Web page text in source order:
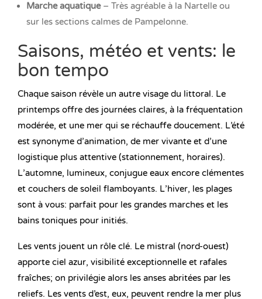
Marche aquatique– Très agréable à la Nartelle ou
sur les sections calmes de Pampelonne.
Saisons, météo et vents: le
bon tempo
Chaque saison révèle un autre visage du littoral. Le
printemps offre des journées claires, à la fréquentation
modérée, et une mer qui se réchauffe doucement. L’été
est synonyme d’animation, de mer vivante et d’une
logistique plus attentive (stationnement, horaires).
L’automne, lumineux, conjugue eaux encore clémentes
et couchers de soleil flamboyants. L’hiver, les plages
sont à vous: parfait pour les grandes marches et les
bains toniques pour initiés.
Les vents jouent un rôle clé. Le mistral (nord-ouest)
apporte ciel azur, visibilité exceptionnelle et rafales
fraîches; on privilégie alors les anses abritées par les
reliefs. Les vents d’est, eux, peuvent rendre la mer plus